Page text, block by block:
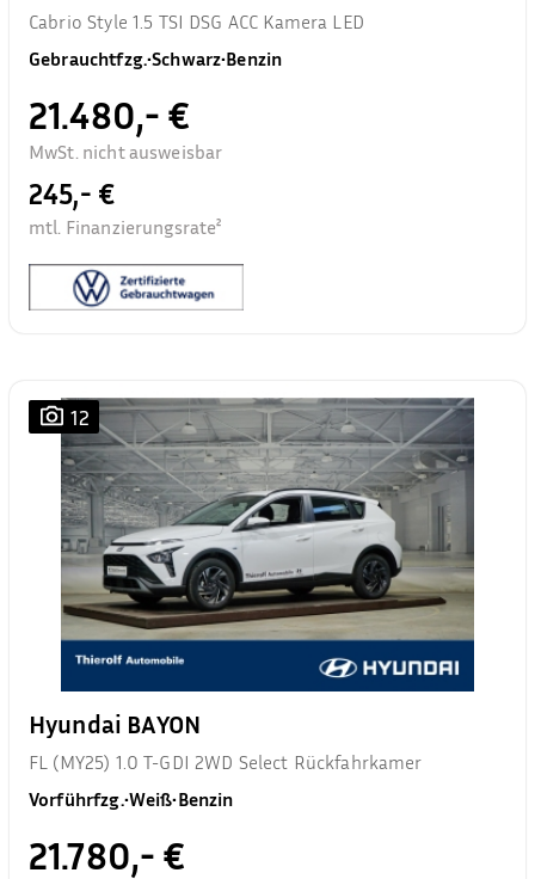
Cabrio Style 1.5 TSI DSG ACC Kamera LED
Gebrauchtfzg.•Schwarz•Benzin
21.480,- €
MwSt. nicht ausweisbar
245,- €
mtl. Finanzierungsrate²
12
Hyundai BAYON
FL (MY25) 1.0 T-GDI 2WD Select Rückfahrkamer
Vorführfzg.•Weiß•Benzin
21.780,- €